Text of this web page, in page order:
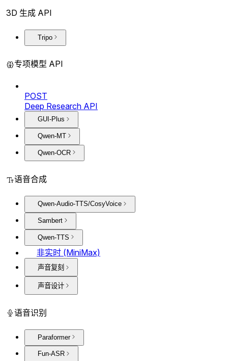
3D 生成 API
Tripo
专项模型 API
POST
Deep Research API
GUI-Plus
Qwen-MT
Qwen-OCR
语音合成
Qwen-Audio-TTS/CosyVoice
Sambert
Qwen-TTS
非实时 (MiniMax)
声音复刻
声音设计
语音识别
Paraformer
Fun-ASR